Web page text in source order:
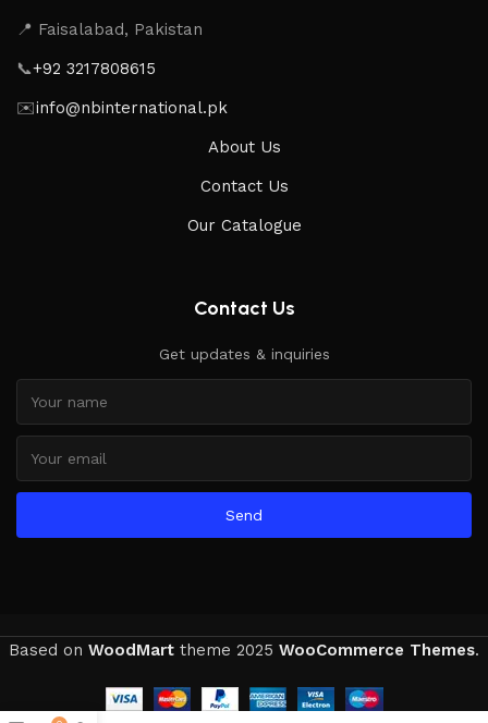
📍 Faisalabad, Pakistan
📞+92 3217808615
✉️info@nbinternational.pk
About Us
Contact Us
Our Catalogue
Contact Us
Get updates & inquiries
Send
Based on WoodMart theme 2025 WooCommerce Themes.